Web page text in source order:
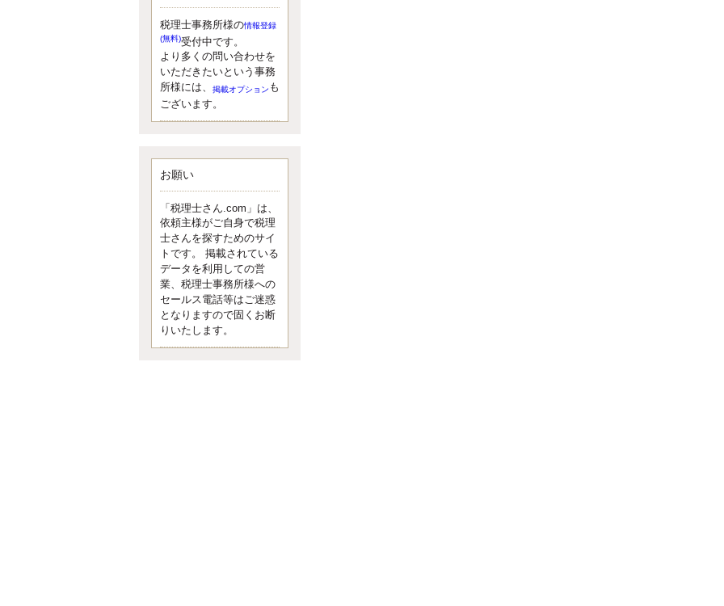
また最近、税理士試験のご相談を受
けることおおくなりました。受験申
し込み受け付け開始になるからです
ね。勉強したが、中途半端なので、
受験が無駄に思っている人もいるよ
うです。まず、私ならダメと思う前
に、全力で勝負してみたいです！
更新:2017年5月1日(神奈川県藤沢市)
---------------------
イクメン税理士による税金ブ
ログです。
なくて七クセ 目は口ほどにモノを言
う 色んなことわざがありますが、無
意識に出ている身体のサイン。 心理
学では、ちゃんと意味があるようで
す。 疑問に思ったら考える 先日知り
合った方、初対面では何
更新:2017年5月1日(京都市下京区)
---------------------
内田敦税理士事務所
イクメン税理士による税金ブ
ログです。
税理士事務所様の情報登録
(無料)受付中です。
より多くの問い合わせを
いただきたいという事務
所様には、
掲載オプション も
ございます。
お願い
「税理士さん.com」は、
依頼主様がご自身で税理
士さんを探すためのサイ
トです。 掲載されている
データを利用しての営
業、税理士事務所様への
セールス電話等はご迷惑
となりますので固くお断
りいたします。